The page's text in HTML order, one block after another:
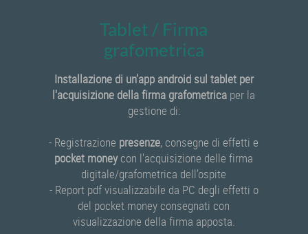
Tablet / Firma
grafometrica
Installazione di un’app android sul tablet per
l'acquisizione della firma grafometrica per la
gestione di:
- Registrazione presenze, consegne di effetti e
pocket moneycon l'acquisizione delle firma
digitale/grafometrica dell’ospite
- Report pdf visualizzabile da PC degli effetti o
del pocket money consegnati con
visualizzazione della firma apposta.